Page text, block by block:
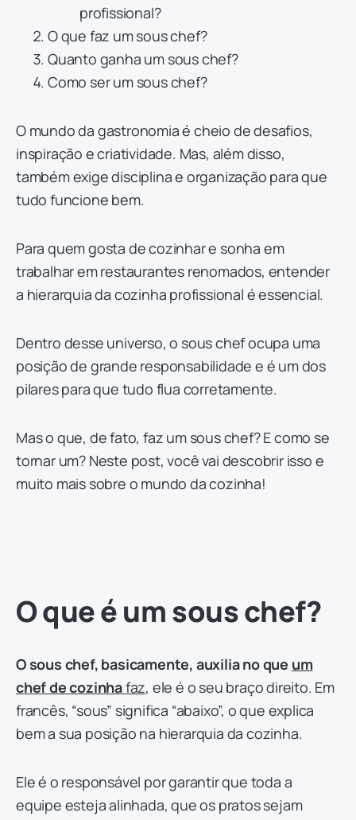
profissional?
O que faz um sous chef?
Quanto ganha um sous chef?
Como ser um sous chef?
O mundo da gastronomia é cheio de desafios,
inspiração e criatividade. Mas, além disso,
também exige disciplina e organização para que
tudo funcione bem.
Para quem gosta de cozinhar e sonha em
trabalhar em restaurantes renomados, entender
a hierarquia da cozinha profissional é essencial.
Dentro desse universo, o sous chef ocupa uma
posição de grande responsabilidade e é um dos
pilares para que tudo flua corretamente.
Mas o que, de fato, faz um sous chef? E como se
tornar um? Neste post, você vai descobrir isso e
muito mais sobre o mundo da cozinha!
O que é um sous chef?
O sous chef, basicamente, auxilia no que um
chef de cozinhafaz, ele é o seu braço direito. Em
francês, “sous” significa “abaixo”, o que explica
bem a sua posição na hierarquia da cozinha.
Ele é o responsável por garantir que toda a
equipe esteja alinhada, que os pratos sejam